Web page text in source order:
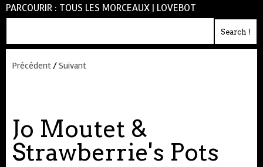
PARCOURIR : TOUS LES MORCEAUX | LOVEBOT
Précédent/Suivant
Jo Moutet &
Strawberrie's Pots